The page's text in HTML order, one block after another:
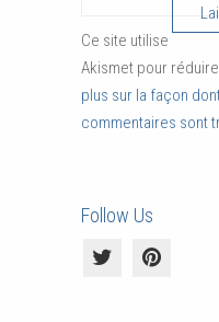
Ce site utilise
Akismet pour
plus sur la façon
commentaires sont
Follow Us